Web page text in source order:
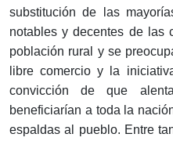
substitución de las
notables y decentes de las
población rural y se
libre comercio y la
convicción de que
beneficiarían a toda la
espaldas al pueblo. Entre